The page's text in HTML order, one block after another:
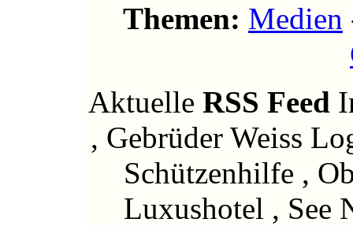
Themen: Medien
Aktuelle RSS Feed
, Gebrüder Weiss
Schützenhilfe ,
Luxushotel , See